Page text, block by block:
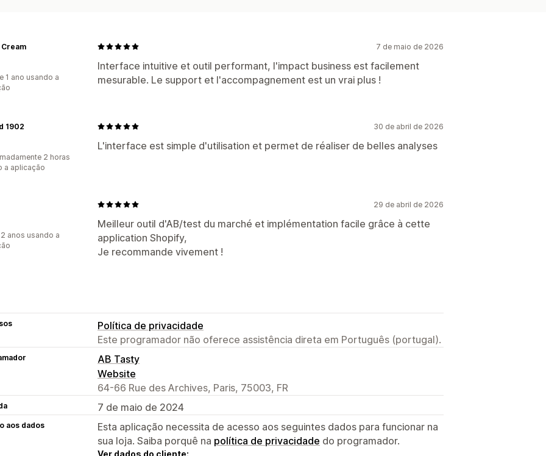
7 de maio de 2026
Interface intuitive et outil performant, l'impact business est facilement
mesurable. Le support et l'accompagnement est un vrai plus !
Cream
1 ano usando a
30 de abril de 2026
L'interface est simple d'utilisation et permet de réaliser de belles analyses
1902
2 horas
a aplicação
29 de abril de 2026
Meilleur outil d'AB/test du marché et implémentation facile grâce à cette
application Shopify,
Je recommande vivement !
anos usando a
Política de privacidade
Este programador não oferece assistência direta em Português (portugal).
AB Tasty
Website
64-66 Rue des Archives, Paris, 75003, FR
7 de maio de 2024
aos dados
Esta aplicação necessita de acesso aos seguintes dados para funcionar na
sua loja. Saiba porquê na política de privacidade do programador.
Ver dados do cliente: